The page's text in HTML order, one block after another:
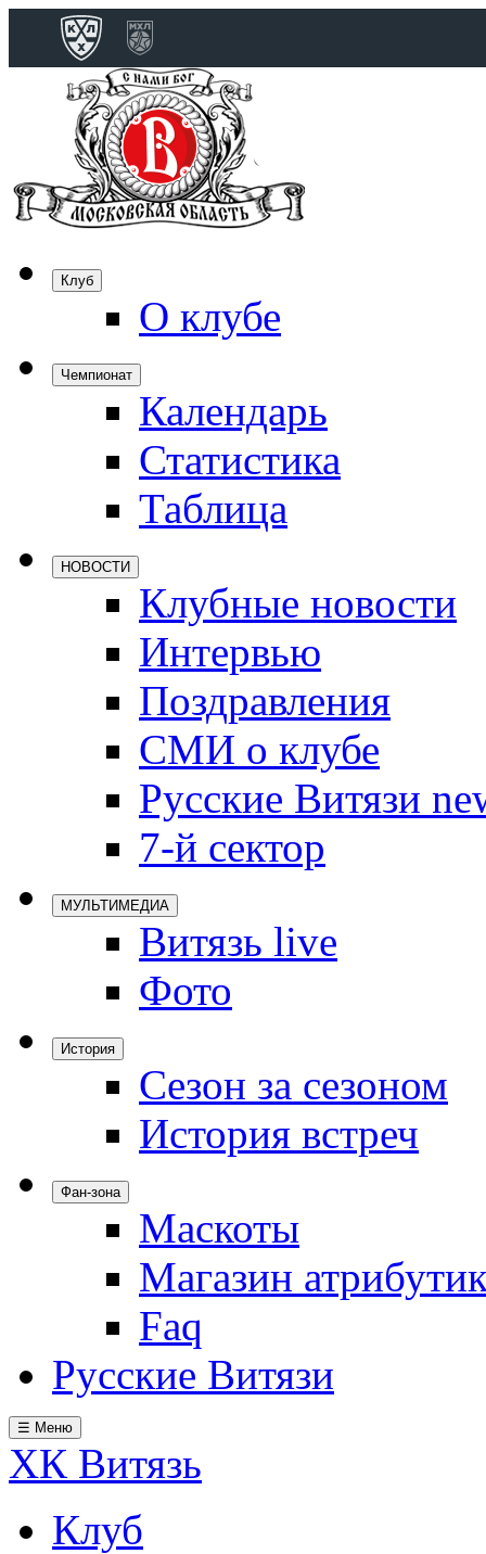
Клуб
О клубе
Чемпионат
Календарь
Статистика
Таблица
НОВОСТИ
Клубные новости
Интервью
Поздравления
СМИ о клубе
Русские Витязи
7-й сектор
МУЛЬТИМЕДИА
Витязь live
Фото
История
Сезон за сезоном
История встреч
Фан-зона
Маскоты
Магазин
Faq
Русские Витязи
☰ Меню
ХК Витязь
Клуб